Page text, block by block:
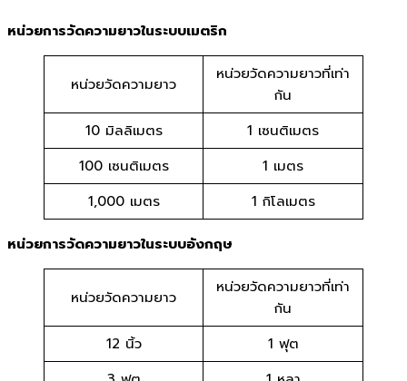
หน่วยการวัดความยาวในระบบเมตริก
หน่วยวัดความยาว
หน่วยวัดความยาวที่เท่า
กัน
10 มิลลิเมตร
1 เซนติเมตร
100 เซนติเมตร
1 เมตร
1,000 เมตร
1 กิโลเมตร
หน่วยการวัดความยาวในระบบอังกฤษ
หน่วยวัดความยาว
หน่วยวัดความยาวที่เท่า
กัน
12 นิ้ว
1 ฟุต